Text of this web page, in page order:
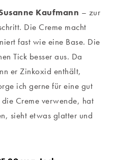
Kaufmann – zur
Die Creme macht
fast wie eine Base. Die
Tick besser aus. Da
er Zinkoxid enthält,
ich gerne für eine gut
Creme verwende, hat
sieht etwas glatter und